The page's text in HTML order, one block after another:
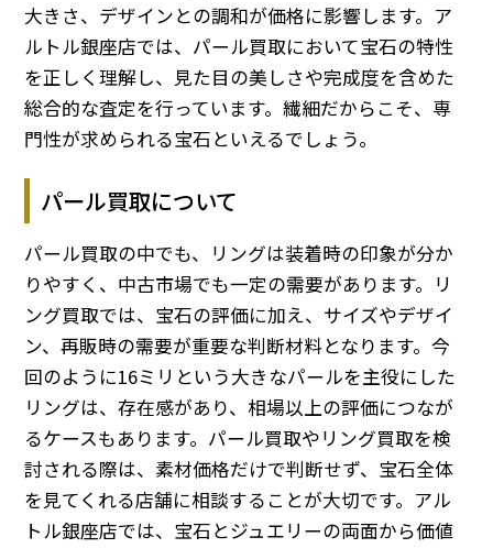
大きさ、デザインとの調和が価格に影響します。ア
ルトル銀座店では、パール買取において宝石の特性
を正しく理解し、見た目の美しさや完成度を含めた
総合的な査定を行っています。繊細だからこそ、専
門性が求められる宝石といえるでしょう。
パール買取について
パール買取の中でも、リングは装着時の印象が分か
りやすく、中古市場でも一定の需要があります。リ
ング買取では、宝石の評価に加え、サイズやデザイ
ン、再販時の需要が重要な判断材料となります。今
回のように16ミリという大きなパールを主役にした
リングは、存在感があり、相場以上の評価につなが
るケースもあります。パール買取やリング買取を検
討される際は、素材価格だけで判断せず、宝石全体
を見てくれる店舗に相談することが大切です。アル
トル銀座店では、宝石とジュエリーの両面から価値